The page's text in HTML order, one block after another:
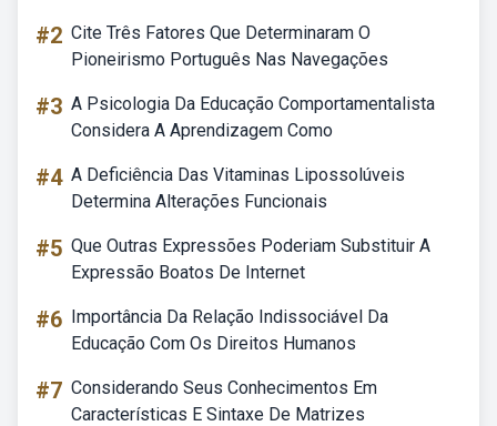
#2 Cite Três Fatores Que Determinaram O
Pioneirismo Português Nas Navegações
#3 A Psicologia Da Educação Comportamentalista
Considera A Aprendizagem Como
#4 A Deficiência Das Vitaminas Lipossolúveis
Determina Alterações Funcionais
#5 Que Outras Expressões Poderiam Substituir A
Expressão Boatos De Internet
#6 Importância Da Relação Indissociável Da
Educação Com Os Direitos Humanos
#7 Considerando Seus Conhecimentos Em
Características E Sintaxe De Matrizes